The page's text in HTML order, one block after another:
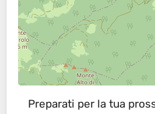
Preparati per la tua